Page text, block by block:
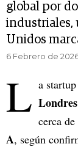
global por
industriales,
Unidos
6 Febrero de 2026
L a
Londres
cerca de
A, según